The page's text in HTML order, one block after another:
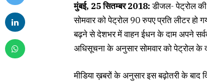
मुंबई, 25 सितम्बर 2018:डीजल- पेट्रोल
सोमवार को पेट्रोल 90 रुपए प्रति लीटर हो
बढ़ने से देशभर में वाहन ईधन के दाम अपने
अधिसूचना के अनुसार सोमवार को पेट्रोल के
मीडिया ख़बरों के अनुसार इस बढ़ोतरी के